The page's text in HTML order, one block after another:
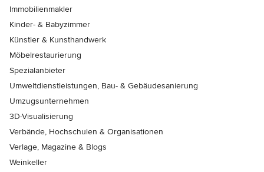
Immobilienmakler
Kinder- & Babyzimmer
Künstler & Kunsthandwerk
Möbelrestaurierung
Spezialanbieter
Umweltdienstleistungen, Bau- & Gebäudesanierung
Umzugsunternehmen
3D-Visualisierung
Verbände, Hochschulen & Organisationen
Verlage, Magazine & Blogs
Weinkeller